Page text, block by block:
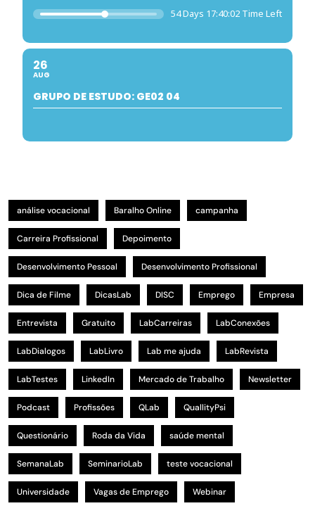
54 Days 17:40:02 Time Left
26
AUG
GRUPO DE ESTUDO: GE02 04
análise vocacional Baralho Online campanha
Carreira Profissional Depoimento
Desenvolvimento Pessoal Desenvolvimento Profissional
Dica de Filme DicasLab DISC Emprego Empresa
Entrevista Gratuito LabCarreiras LabConexões
LabDialogos LabLivro Lab me ajuda LabRevista
LabTestes LinkedIn Mercado de Trabalho Newsletter
Podcast Profissões QLab QuallityPsi
Questionário Roda da Vida saúde mental
SemanaLab SeminarioLab teste vocacional
Universidade Vagas de Emprego Webinar